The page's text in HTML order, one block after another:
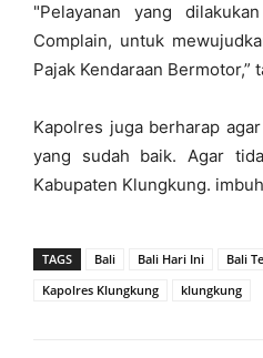
"Pelayanan yang
Complain, untuk
Pajak Kendaraan Bermotor,”
Kapolres juga berharap
yang sudah baik. Agar
Kabupaten Klungkung.
TAGS Bali Bali Hari Ini Bali
Kapolres Klungkung
klungkung